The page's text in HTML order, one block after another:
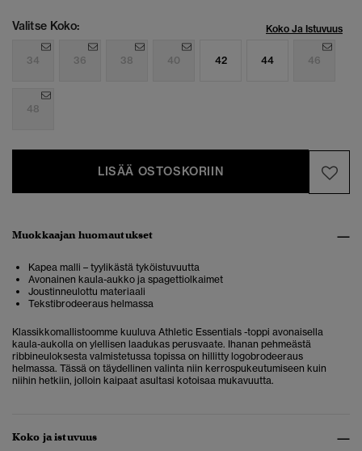
Valitse Koko: Koko Ja Istuvuus
34 36 38 40 42 44 46
48
LISÄÄ OSTOSKORIIN
Muokkaajan huomautukset
Kapea malli – tyylikästä tyköistuvuutta
Avonainen kaula-aukko ja spagettiolkaimet
Joustinneulottu materiaali
Tekstibrodeeraus helmassa
Klassikkomallistoomme kuuluva Athletic Essentials -toppi avonaisella
kaula-aukolla on ylellisen laadukas perusvaate. Ihanan pehmeästä
ribbineuloksesta valmistetussa topissa on hillitty logobrodeeraus
helmassa. Tässä on täydellinen valinta niin kerrospukeutumiseen kuin
niihin hetkiin, jolloin kaipaat asultasi kotoisaa mukavuutta.
Koko ja istuvuus